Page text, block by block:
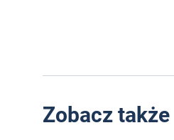
Zobacz także